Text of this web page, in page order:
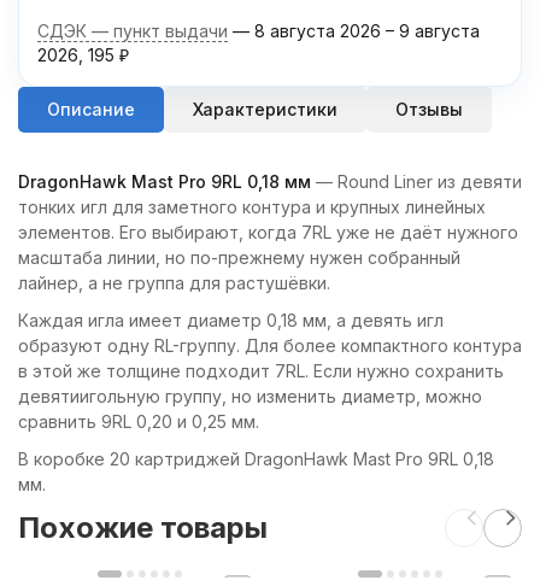
СДЭК — пункт выдачи 8 августа 2026 – 9 августа
2026 195 ₽
Описание Характеристики Отзывы
DragonHawk Mast Pro 9RL 0,18 мм — Round Liner из девяти
тонких игл для заметного контура и крупных линейных
элементов. Его выбирают, когда 7RL уже не даёт нужного
масштаба линии, но по-прежнему нужен собранный
лайнер, а не группа для растушёвки.
Каждая игла имеет диаметр 0,18 мм, а девять игл
образуют одну RL-группу. Для более компактного контура
в этой же толщине подходит 7RL. Если нужно сохранить
девятиигольную группу, но изменить диаметр, можно
сравнить 9RL 0,20 и 0,25 мм.
В коробке 20 картриджей DragonHawk Mast Pro 9RL 0,18
мм.
Похожие товары